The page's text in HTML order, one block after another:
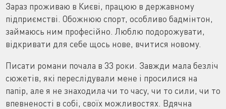
Зараз проживаю в Києві, працюю в державному
підприємстві. Обожнюю спорт, особливо бадмінтон,
займаюсь ним професійно. Люблю подорожувати,
відкривати для себе щось нове, вчитися новому.
Писати романи почала в 33 роки. Завжди мала безліч
сюжетів, які переслідували мене і просилися на
папір, але я не знаходила чи то часу, чи то сили, чи то
впевненості в собі, своїх можливостях. Вдячна